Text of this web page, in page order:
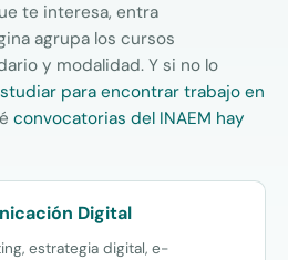
te interesa, entra
agrupa los cursos
y modalidad. Y si no lo
para encontrar trabajo en
convocatorias del INAEM hay
Digital
estrategia digital, e-